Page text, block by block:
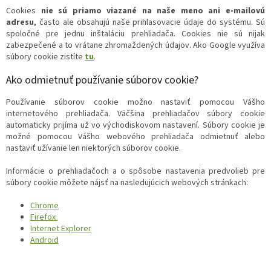
Cookies nie sú priamo viazané na naše meno ani e-mailovú
adresu, často ale obsahujú naše prihlasovacie údaje do systému. Sú
spoločné pre jednu inštaláciu prehliadača. Cookies nie sú nijak
zabezpečené a to vrátane zhromaždených údajov. Ako Google využíva
súbory cookie zistíte tu.
Ako odmietnuť používanie súborov cookie?
Používanie súborov cookie možno nastaviť pomocou Vášho
internetového prehliadača. Väčšina prehliadačov súbory cookie
automaticky prijíma už vo východiskovom nastavení. Súbory cookie je
možné pomocou Vášho webového prehliadača odmietnuť alebo
nastaviť užívanie len niektorých súborov cookie.
Informácie o prehliadačoch a o spôsobe nastavenia predvolieb pre
súbory cookie môžete nájsť na nasledujúcich webových stránkach:
Chrome
Firefox
Internet Explorer
Android